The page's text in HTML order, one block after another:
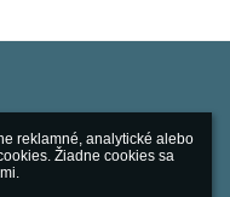
reklamné, analytické alebo
Žiadne cookies sa